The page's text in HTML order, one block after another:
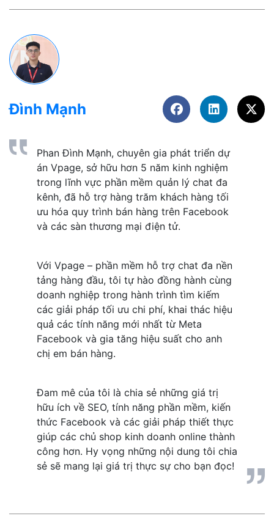
Đình Mạnh
Phan Đình Mạnh, chuyên gia phát triển dự
án Vpage, sở hữu hơn 5 năm kinh nghiệm
trong lĩnh vực phần mềm quản lý chat đa
kênh, đã hỗ trợ hàng trăm khách hàng tối
ưu hóa quy trình bán hàng trên Facebook
và các sàn thương mại điện tử.
Với Vpage – phần mềm hỗ trợ chat đa nền
tảng hàng đầu, tôi tự hào đồng hành cùng
doanh nghiệp trong hành trình tìm kiếm
các giải pháp tối ưu chi phí, khai thác hiệu
quả các tính năng mới nhất từ Meta
Facebook và gia tăng hiệu suất cho anh
chị em bán hàng.
Đam mê của tôi là chia sẻ những giá trị
hữu ích về SEO, tính năng phần mềm, kiến
thức Facebook và các giải pháp thiết thực
giúp các chủ shop kinh doanh online thành
công hơn. Hy vọng những nội dung tôi chia
sẻ sẽ mang lại giá trị thực sự cho bạn đọc!